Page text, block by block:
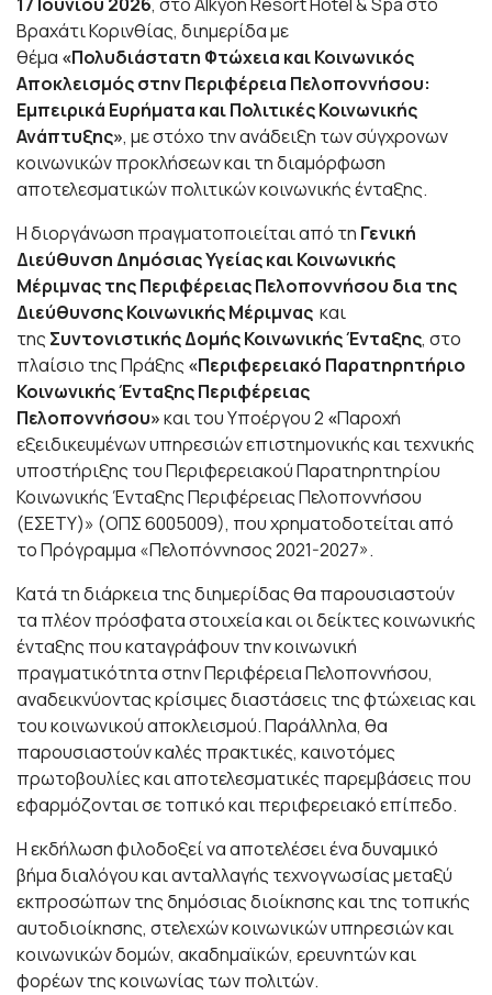
Βραχάτι Κορινθίας, διημερίδα με
θέμα «Πολυδιάστατη Φτώχεια και Κοινωνικός
Αποκλεισμός στην Περιφέρεια Πελοποννήσου:
Εμπειρικά Ευρήματα και Πολιτικές Κοινωνικής
Ανάπτυξης», με στόχο την ανάδειξη των σύγχρονων
κοινωνικών προκλήσεων και τη διαμόρφωση
αποτελεσματικών πολιτικών κοινωνικής ένταξης.
Η διοργάνωση πραγματοποιείται από τη Γενική
Διεύθυνση Δημόσιας Υγείας και Κοινωνικής
Μέριμνας της Περιφέρειας Πελοποννήσου δια της
Διεύθυνσης Κοινωνικής Μέριμνας και
της Συντονιστικής Δομής Κοινωνικής Ένταξης, στο
πλαίσιο της Πράξης «Περιφερειακό Παρατηρητήριο
Κοινωνικής Ένταξης Περιφέρειας
Πελοποννήσου»και του Υποέργου 2 «Παροχή
εξειδικευμένων υπηρεσιών επιστημονικής και τεχνικής
υποστήριξης του Περιφερειακού Παρατηρητηρίου
Κοινωνικής Ένταξης Περιφέρειας Πελοποννήσου
(ΕΣΕΤΥ)» (ΟΠΣ 6005009), που χρηματοδοτείται από
το Πρόγραμμα «Πελοπόννησος 2021-2027».
Κατά τη διάρκεια της διημερίδας θα παρουσιαστούν
τα πλέον πρόσφατα στοιχεία και οι δείκτες κοινωνικής
ένταξης που καταγράφουν την κοινωνική
πραγματικότητα στην Περιφέρεια Πελοποννήσου,
αναδεικνύοντας κρίσιμες διαστάσεις της φτώχειας και
του κοινωνικού αποκλεισμού. Παράλληλα, θα
παρουσιαστούν καλές πρακτικές, καινοτόμες
πρωτοβουλίες και αποτελεσματικές παρεμβάσεις που
εφαρμόζονται σε τοπικό και περιφερειακό επίπεδο.
Η εκδήλωση φιλοδοξεί να αποτελέσει ένα δυναμικό
βήμα διαλόγου και ανταλλαγής τεχνογνωσίας μεταξύ
εκπροσώπων της δημόσιας διοίκησης και της τοπικής
αυτοδιοίκησης, στελεχών κοινωνικών υπηρεσιών και
κοινωνικών δομών, ακαδημαϊκών, ερευνητών και
φορέων της κοινωνίας των πολιτών.